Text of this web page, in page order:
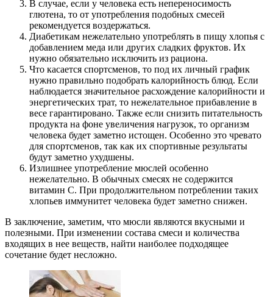
В случае, если у человека есть непереносимость
глютена, то от употребления подобных смесей
рекомендуется воздержаться.
Диабетикам нежелательно употреблять в пищу хлопья с
добавлением меда или других сладких фруктов. Их
нужно обязательно исключить из рациона.
Что касается спортсменов, то под их личный график
нужно правильно подобрать калорийность блюд. Если
наблюдается значительное расхождение калорийности и
энергетических трат, то нежелательное прибавление в
весе гарантировано. Также если снизить питательность
продукта на фоне увеличения нагрузок, то организм
человека будет заметно истощен. Особенно это чревато
для спортсменов, так как их спортивные результаты
будут заметно ухудшены.
Излишнее употребление мюслей особенно
нежелательно. В обычных смесях не содержится
витамин С. При продолжительном потреблении таких
хлопьев иммунитет человека будет заметно снижен.
В заключение, заметим, что мюсли являются вкусными и
полезными. При изменении состава смеси и количества
входящих в нее веществ, найти наиболее подходящее
сочетание будет несложно.